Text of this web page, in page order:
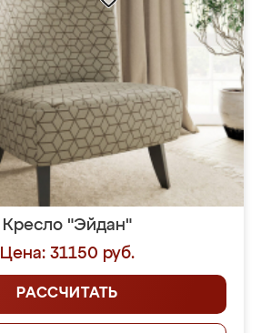
Кресло "Эйдан"
Цена: 31150 руб.
РАССЧИТАТЬ